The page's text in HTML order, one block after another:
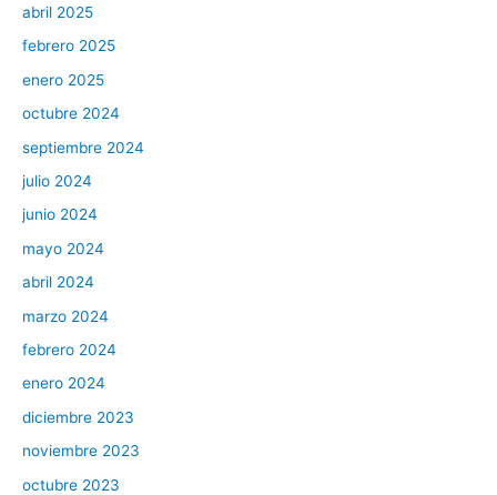
abril 2025
febrero 2025
enero 2025
octubre 2024
septiembre 2024
julio 2024
junio 2024
mayo 2024
abril 2024
marzo 2024
febrero 2024
enero 2024
diciembre 2023
noviembre 2023
octubre 2023